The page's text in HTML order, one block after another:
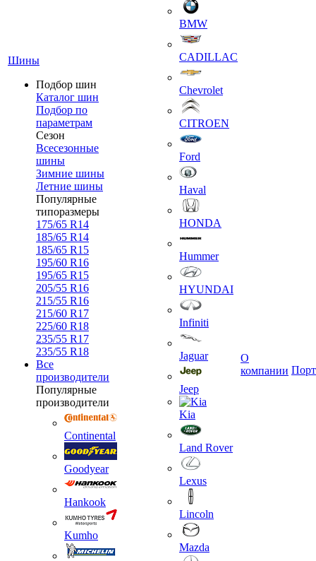
Шины
Подбор шин
Каталог шин
Подбор по
параметрам
Сезон
Всесезонные
шины
Зимние шины
Летние шины
Популярные
типоразмеры
175/65 R14
185/65 R14
185/65 R15
195/60 R16
195/65 R15
205/55 R16
215/55 R16
215/60 R17
225/60 R18
235/55 R17
235/55 R18
Все
производители
Популярные
производители
Continental
Goodyear
Hankook
Kumho
BMW
CADILLAC
Chevrolet
CITROEN
Ford
Haval
HONDA
Hummer
HYUNDAI
Infiniti
Jaguar
Jeep
Kia
Land Rover
Lexus
Lincoln
Mazda
О
компании